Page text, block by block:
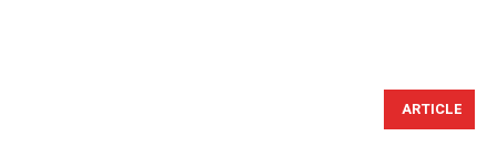
ARTICLE